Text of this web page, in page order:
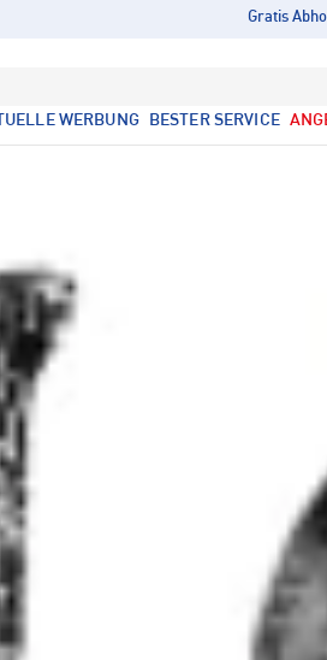
Gratis
WERBUNG BESTER SERVICE